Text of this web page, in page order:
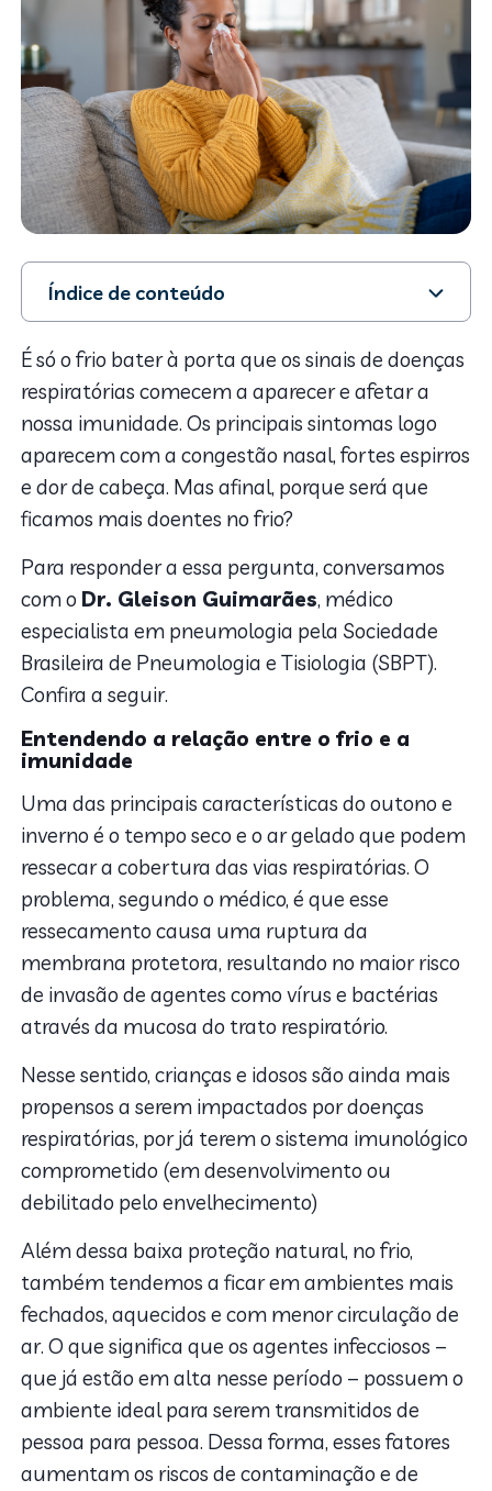
Índice de conteúdo
1. Entendendo a relação entre o frio e a imunidade
2. Nem tudo é gripe
3. Dicas de ouro: como não ficar doente no frio
4. Imunidade no frio: Vacinas são essenciais
É só o frio bater à porta que os sinais de doenças
respiratórias comecem a aparecer e afetar a
nossa imunidade. Os principais sintomas logo
aparecem com a congestão nasal, fortes espirros
e dor de cabeça. Mas afinal, porque será que
ficamos mais doentes no frio?
Para responder a essa pergunta, conversamos
com o Dr. Gleison Guimarães, médico
especialista em pneumologia pela Sociedade
Brasileira de Pneumologia e Tisiologia (SBPT).
Confira a seguir.
Entendendo a relação entre o frio e a
imunidade
Uma das principais características do outono e
inverno é o tempo seco e o ar gelado que podem
ressecar a cobertura das vias respiratórias. O
problema, segundo o médico, é que esse
ressecamento causa uma ruptura da
membrana protetora, resultando no maior risco
de invasão de agentes como vírus e bactérias
através da mucosa do trato respiratório.
Nesse sentido, crianças e idosos são ainda mais
propensos a serem impactados por doenças
respiratórias, por já terem o sistema imunológico
comprometido (em desenvolvimento ou
debilitado pelo envelhecimento)
Além dessa baixa proteção natural, no frio,
também tendemos a ficar em ambientes mais
fechados, aquecidos e com menor circulação de
ar. O que significa que os agentes infecciosos –
que já estão em alta nesse período – possuem o
ambiente ideal para serem transmitidos de
pessoa para pessoa. Dessa forma, esses fatores
aumentam os riscos de contaminação e de